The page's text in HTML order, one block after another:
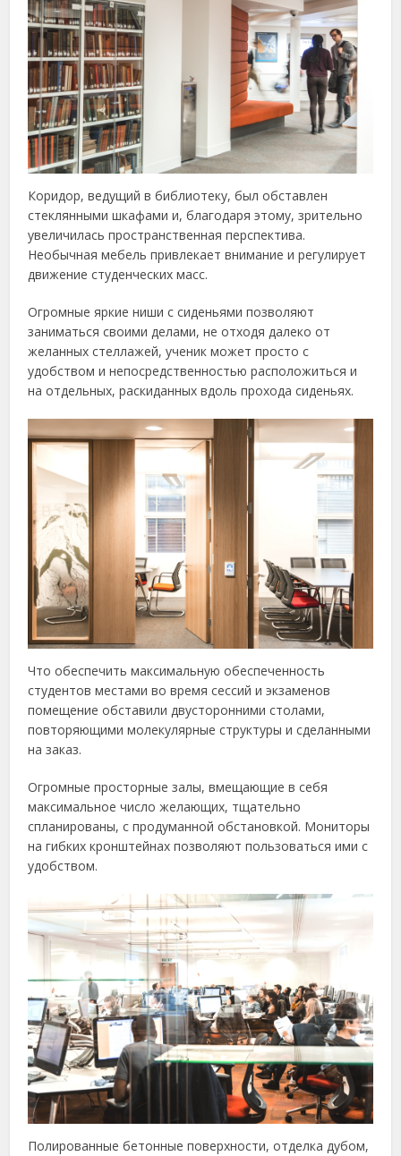
Коридор, ведущий в библиотеку, был обставлен
стеклянными шкафами и, благодаря этому, зрительно
увеличилась пространственная перспектива.
Необычная мебель привлекает внимание и регулирует
движение студенческих масс.
Огромные яркие ниши с сиденьями позволяют
заниматься своими делами, не отходя далеко от
желанных стеллажей, ученик может просто с
удобством и непосредственностью расположиться и
на отдельных, раскиданных вдоль прохода сиденьях.
Что обеспечить максимальную обеспеченность
студентов местами во время сессий и экзаменов
помещение обставили двусторонними столами,
повторяющими молекулярные структуры и сделанными
на заказ.
Огромные просторные залы, вмещающие в себя
максимальное число желающих, тщательно
спланированы, с продуманной обстановкой. Мониторы
на гибких кронштейнах позволяют пользоваться ими с
удобством.
Полированные бетонные поверхности, отделка дубом,